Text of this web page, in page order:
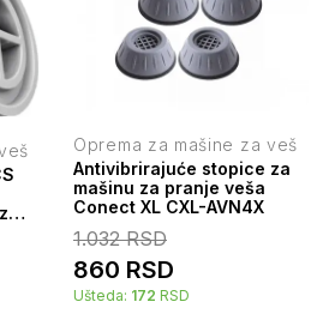
Oprema za mašine za veš
Antivibrirajuće stopice za
mašinu za pranje veša
Conect XL CXL-AVN4X
1.032 RSD
860 RSD
Ušteda: 172 RSD